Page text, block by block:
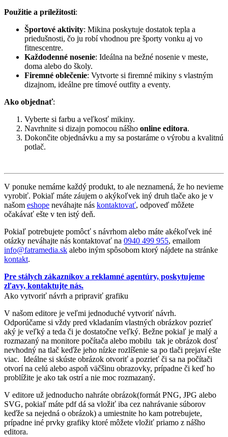
Použitie a príležitosti:
Športové aktivity: Mikina poskytuje dostatok tepla a
priedušnosti, čo ju robí vhodnou pre športy vonku aj vo
fitnescentre.
Každodenné nosenie: Ideálna na bežné nosenie v meste,
doma alebo do školy.
Firemné oblečenie: Vytvorte si firemné mikiny s vlastným
dizajnom, ideálne pre tímové outfity a eventy.
Ako objednať:
Vyberte si farbu a veľkosť mikiny.
Navrhnite si dizajn pomocou nášho online editora.
Dokončite objednávku a my sa postaráme o výrobu a kvalitnú
potlač.
V ponuke nemáme každý produkt, to ale neznamená, že ho nevieme
vyrobiť. Pokiaľ máte záujem o akýkoľvek iný druh tlače ako je v
našom eshope neváhajte nás kontaktovať, odpoveď môžete
očakávať ešte v ten istý deň.
Pokiaľ potrebujete pomôcť s návrhom alebo máte akékoľvek iné
otázky neváhajte nás kontaktovať na 0940 499 955, emailom
info@fatramedia.sk alebo iným spôsobom ktorý nájdete na stránke
kontakt.
Pre stálych zákazníkov a reklamné agentúry, poskytujeme
zľavy, kontaktujte nás.
Ako vytvoriť návrh a pripraviť grafiku
V našom editore je veľmi jednoduché vytvoriť návrh.
Odporúčame si vždy pred vkladaním vlastných obrázkov pozrieť
aký je veľký a teda či je dostatočne veľký. Bežne pokiaľ je malý a
rozmazaný na monitore počítača alebo mobilu tak je obrázok dosť
nevhodný na tlač keďže jeho nízke rozlíšenie sa po tlači prejaví ešte
viac. Ideálne si skúste obrázok otvoriť a pozrieť či sa na počítači
otvorí na celú alebo aspoň väčšinu obrazovky, prípadne či keď ho
problížite je ako tak ostrí a nie moc rozmazaný.
V editore už jednoducho nahráte obrázok(formát PNG, JPG alebo
SVG, pokiaľ máte pdf dá sa vložiť iba cez nahrávanie súborov
keďže sa nejedná o obrázok) a umiestnite ho kam potrebujete,
prípadne iné prvky grafiky ktoré môžete vložiť priamo z nášho
editora.